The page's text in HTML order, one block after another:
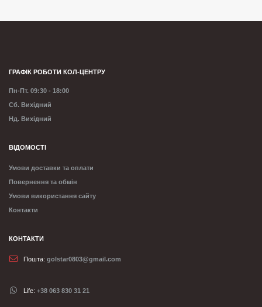
ГРАФІК РОБОТИ КОЛ-ЦЕНТРУ
Пн-Пт. 09:30 - 18:00
Сб. Вихідний
Нд. Вихідний
ВІДОМОСТІ
Умови доставки та оплати
Повернення та обмін
Умови використання сайту
Контакти
КОНТАКТИ
Пошта: golstar0803@gmail.com
Life: +38 063 830 31 21